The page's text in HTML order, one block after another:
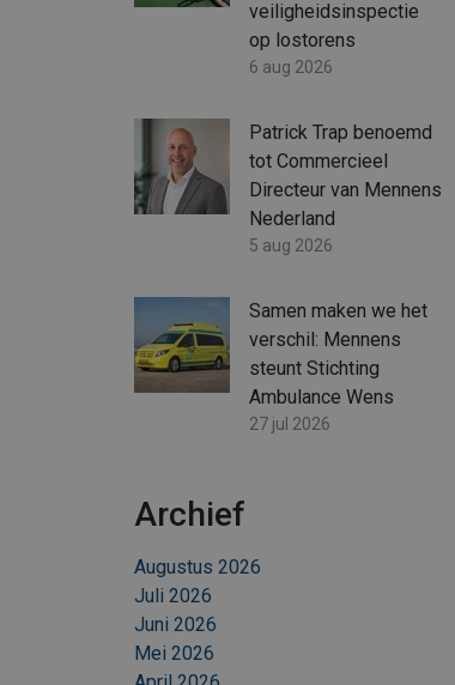
veiligheidsinspectie
op lostorens
6 aug 2026
Patrick Trap benoemd
tot Commercieel
Directeur van Mennens
Nederland
5 aug 2026
Samen maken we het
verschil: Mennens
steunt Stichting
Ambulance Wens
27 jul 2026
Archief
Augustus 2026
Juli 2026
Juni 2026
Mei 2026